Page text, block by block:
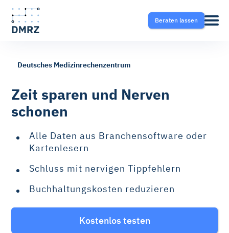
Beraten lassen
Krankentransport- und
Fahrtvermittlung
Therapeutensoftware
Krankentransport
Heilmittel
Selektivverträge
FAQ
Ratgeber
Deutsches Medizinrechenzentrum
Zeit sparen und Nerven
schonen
Alle Daten aus Branchensoftware oder
Kartenlesern
Schluss mit nervigen Tippfehlern
Buchhaltungskosten reduzieren
Kostenlos testen